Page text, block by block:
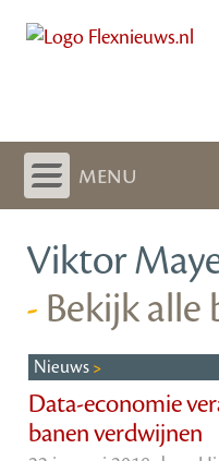
menu
Viktor
- Bekijk
Nieuws
Data-economie
banen verdwijnen